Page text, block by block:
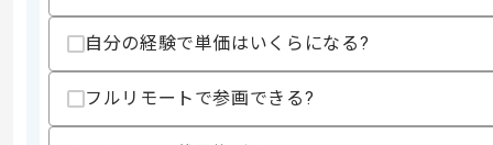
精算・お支払い
精算基準時間
140時間〜180時間
支払いサイト
15日
自分の経験で単価はいくらになる?
フルリモートで参画できる?